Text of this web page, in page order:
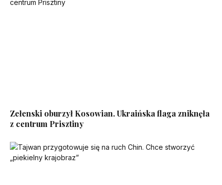
Zełenski oburzył Kosowian. Ukraińska flaga zniknęła
z centrum Prisztiny